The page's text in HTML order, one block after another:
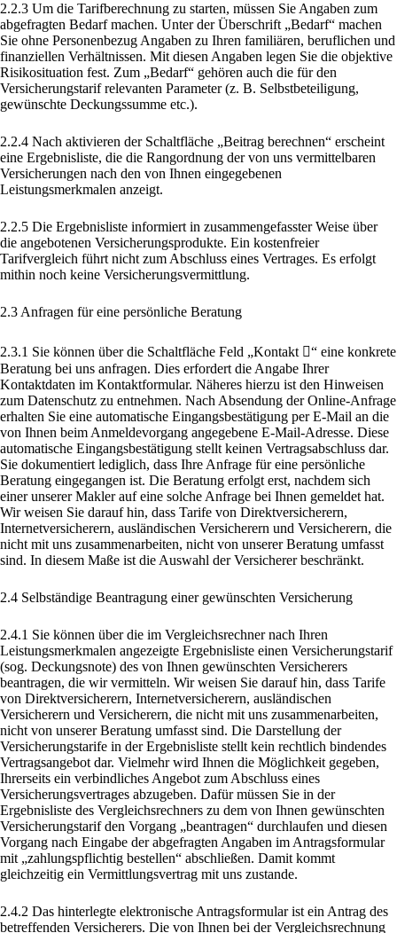
2.2.3 Um die Tarifberechnung zu starten, müssen Sie Angaben zum
abgefragten Bedarf machen. Unter der Überschrift „Bedarf“ machen
Sie ohne Personenbezug Angaben zu Ihren familiären, beruflichen und
finanziellen Verhältnissen. Mit diesen Angaben legen Sie die objektive
Risikosituation fest. Zum „Bedarf“ gehören auch die für den
Versicherungstarif relevanten Parameter (z. B. Selbstbeteiligung,
gewünschte Deckungssumme etc.).
2.2.4 Nach aktivieren der Schaltfläche „Beitrag berechnen“ erscheint
eine Ergebnisliste, die die Rangordnung der von uns vermittelbaren
Versicherungen nach den von Ihnen eingegebenen
Leistungsmerkmalen anzeigt.
2.2.5 Die Ergebnisliste informiert in zusammengefasster Weise über
die angebotenen Versicherungsprodukte. Ein kostenfreier
Tarifvergleich führt nicht zum Abschluss eines Vertrages. Es erfolgt
mithin noch keine Versicherungsvermittlung.
2.3 Anfragen für eine persönliche Beratung
2.3.1 Sie können über die Schaltfläche Feld „Kontakt “ eine konkrete
Beratung bei uns anfragen. Dies erfordert die Angabe Ihrer
Kontaktdaten im Kontaktformular. Näheres hierzu ist den Hinweisen
zum Datenschutz zu entnehmen. Nach Absendung der Online-Anfrage
erhalten Sie eine automatische Eingangsbestätigung per E-Mail an die
von Ihnen beim Anmeldevorgang angegebene E-Mail-Adresse. Diese
automatische Eingangsbestätigung stellt keinen Vertragsabschluss dar.
Sie dokumentiert lediglich, dass Ihre Anfrage für eine persönliche
Beratung eingegangen ist. Die Beratung erfolgt erst, nachdem sich
einer unserer Makler auf eine solche Anfrage bei Ihnen gemeldet hat.
Wir weisen Sie darauf hin, dass Tarife von Direktversicherern,
Internetversicherern, ausländischen Versicherern und Versicherern, die
nicht mit uns zusammenarbeiten, nicht von unserer Beratung umfasst
sind. In diesem Maße ist die Auswahl der Versicherer beschränkt.
2.4 Selbständige Beantragung einer gewünschten Versicherung
2.4.1 Sie können über die im Vergleichsrechner nach Ihren
Leistungsmerkmalen angezeigte Ergebnisliste einen Versicherungstarif
(sog. Deckungsnote) des von Ihnen gewünschten Versicherers
beantragen, die wir vermitteln. Wir weisen Sie darauf hin, dass Tarife
von Direktversicherern, Internetversicherern, ausländischen
Versicherern und Versicherern, die nicht mit uns zusammenarbeiten,
nicht von unserer Beratung umfasst sind. Die Darstellung der
Versicherungstarife in der Ergebnisliste stellt kein rechtlich bindendes
Vertragsangebot dar. Vielmehr wird Ihnen die Möglichkeit gegeben,
Ihrerseits ein verbindliches Angebot zum Abschluss eines
Versicherungsvertrages abzugeben. Dafür müssen Sie in der
Ergebnisliste des Vergleichsrechners zu dem von Ihnen gewünschten
Versicherungstarif den Vorgang „beantragen“ durchlaufen und diesen
Vorgang nach Eingabe der abgefragten Angaben im Antragsformular
mit „zahlungspflichtig bestellen“ abschließen. Damit kommt
gleichzeitig ein Vermittlungsvertrag mit uns zustande.
2.4.2 Das hinterlegte elektronische Antragsformular ist ein Antrag des
betreffenden Versicherers. Die von Ihnen bei der Vergleichsrechnung